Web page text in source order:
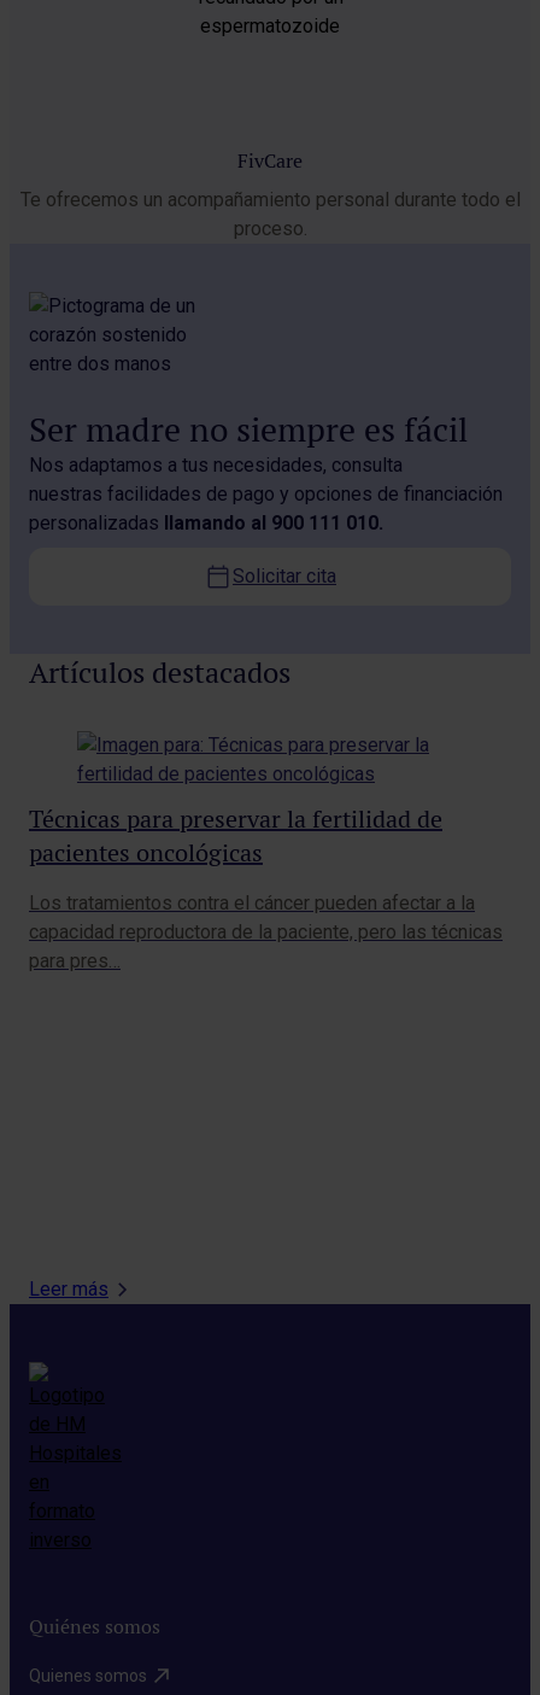
FivCare
Te ofrecemos un acompañamiento personal durante todo el
proceso.
Ser madre no siempre es fácil
Nos adaptamos a tus necesidades, consulta
nuestras facilidades de pago y opciones de financiación
personalizadas llamando al 900 111 010.
Solicitar cita
Artículos destacados
Técnicas para preservar la fertilidad de
pacientes oncológicas
Los tratamientos contra el cáncer pueden afectar a la
capacidad reproductora de la paciente, pero las técnicas
para pres…
Leer más
Quiénes somos
Quienes somos​